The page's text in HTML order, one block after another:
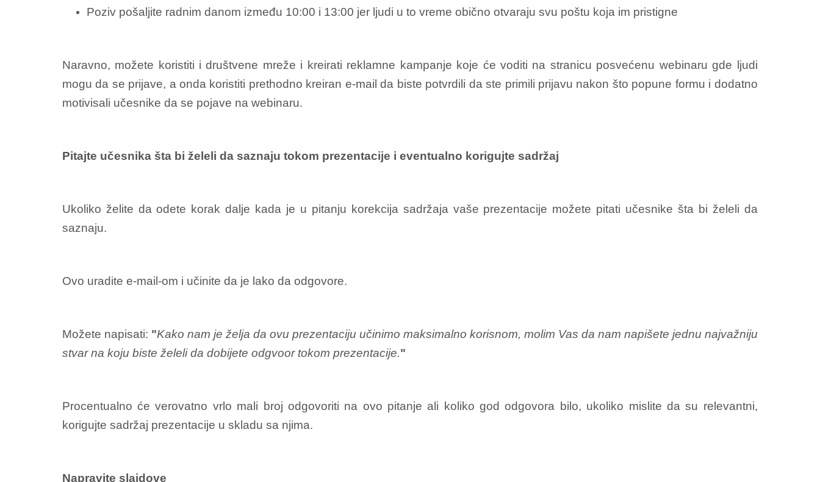
Poziv pošaljite radnim danom između 10:00 i 13:00 jer ljudi u to vreme obično otvaraju svu poštu koja im pristigne
Naravno, možete koristiti i društvene mreže i kreirati reklamne kampanje koje će voditi na stranicu posvećenu webinaru gde ljudi
mogu da se prijave, a onda koristiti prethodno kreiran e-mail da biste potvrdili da ste primili prijavu nakon što popune formu i dodatno
motivisali učesnike da se pojave na webinaru.
Pitajte učesnika šta bi želeli da saznaju tokom prezentacije i eventualno korigujte sadržaj
Ukoliko želite da odete korak dalje kada je u pitanju korekcija sadržaja vaše prezentacije možete pitati učesnike šta bi želeli da
saznaju.
Ovo uradite e-mail-om i učinite da je lako da odgovore.
Možete napisati: "Kako nam je želja da ovu prezentaciju učinimo maksimalno korisnom, molim Vas da nam napišete jednu najvažniju
stvar na koju biste želeli da dobijete odgvoor tokom prezentacije."
Procentualno će verovatno vrlo mali broj odgovoriti na ovo pitanje ali koliko god odgovora bilo, ukoliko mislite da su relevantni,
korigujte sadržaj prezentacije u skladu sa njima.
Napravite slajdove